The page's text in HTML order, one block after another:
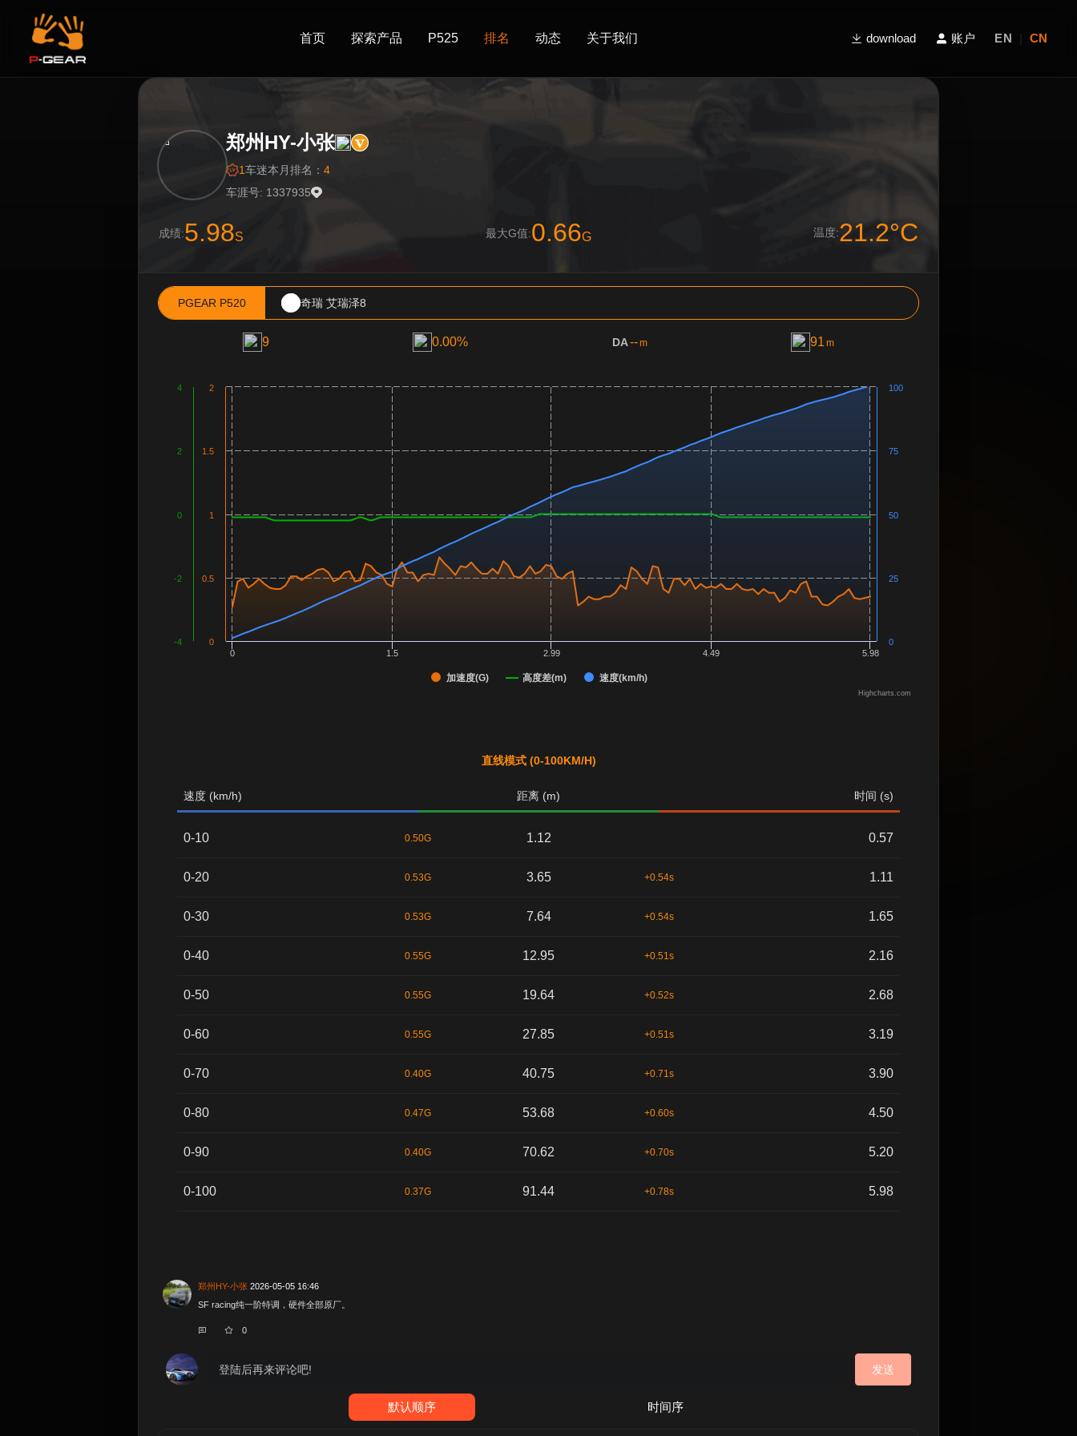
首页 探索产品 P525 排名 动态 关于我们 download 账户 EN CN
郑州HY-小张
1车迷本月排名： 4
车涯号: 1337935
成绩:5.98S 最大G值:0.66G 温度:21.2°C
PGEAR P520 奇瑞 艾瑞泽8
9 0.00% DA--m 91 m
加速度(G) 高度差(m) 速度(km/h)
0 1.5 2.99 4.49 5.98
0
0.5
1
1.5
2
-4
-2
0
2
4
0
25
50
75
100
Highcharts.com
直线模式 (0-100KM/H)
速度 (km/h) 距离 (m) 时间 (s)
0-10 0.50G 1.12 0.57
0-20 0.53G 3.65 +0.54s 1.11
0-30 0.53G 7.64 +0.54s 1.65
0-40 0.55G 12.95 +0.51s 2.16
0-50 0.55G 19.64 +0.52s 2.68
0-60 0.55G 27.85 +0.51s 3.19
0-70 0.40G 40.75 +0.71s 3.90
0-80 0.47G 53.68 +0.60s 4.50
0-90 0.40G 70.62 +0.70s 5.20
0-100 0.37G 91.44 +0.78s 5.98
郑州HY-小张 2026-05-05 16:46
SF racing纯一阶特调，硬件全部原厂。
0
发送
默认顺序 时间序